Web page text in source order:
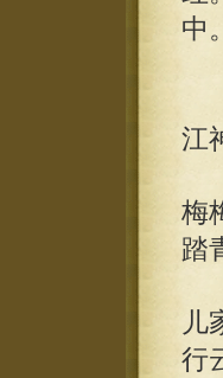
中。
江
梅
踏
儿
行